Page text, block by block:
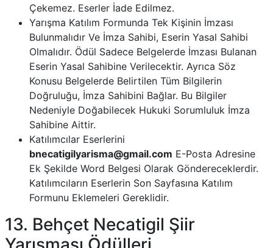
Çekemez. Eserler İade Edilmez.
Yarışma Katılım Formunda Tek Kişinin İmzası
Bulunmalıdır Ve İmza Sahibi, Eserin Yasal Sahibi
Olmalıdır. Ödül Sadece Belgelerde İmzası Bulanan
Eserin Yasal Sahibine Verilecektir. Ayrıca Söz
Konusu Belgelerde Belirtilen Tüm Bilgilerin
Doğruluğu, İmza Sahibini Bağlar. Bu Bilgiler
Nedeniyle Doğabilecek Hukuki Sorumluluk İmza
Sahibine Aittir.
Katılımcılar Eserlerini
bnecatigilyarisma@gmail.com E-Posta Adresine
Ek Şekilde Word Belgesi Olarak Göndereceklerdir.
Katılımcıların Eserlerin Son Sayfasına Katılım
Formunu Eklemeleri Gereklidir.
13. Behçet Necatigil Şiir